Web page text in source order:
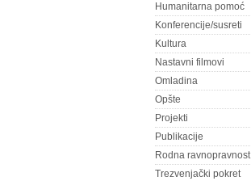
Humanitarna pomoć
Konferencije/susreti
Kultura
Nastavni filmovi
Omladina
Opšte
Projekti
Publikacije
Rodna ravnopravnost
Trezvenjački pokret